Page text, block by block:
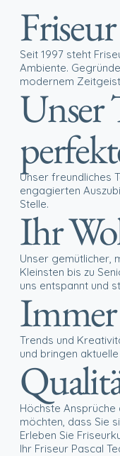
Seit 1997 steht
Ambiente.
modernem
Unser
Unser freundliches
engagierten
Stelle.
Ihr
Unser gemütlicher,
Kleinsten bis zu
uns entspannt und
Trends und
und bringen
Höchste
möchten, dass Sie
Erleben Sie
Ihr Friseur Pascal